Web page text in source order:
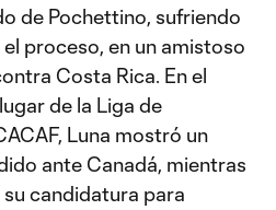
de Pochettino, sufriendo
proceso, en un amistoso
Costa Rica. En el
de la Liga de
Luna mostró un
ante Canadá, mientras
candidatura para